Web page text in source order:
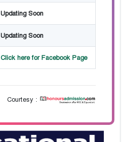
Updating Soon
Updating Soon
Click here for Facebook Page
Courtesy :